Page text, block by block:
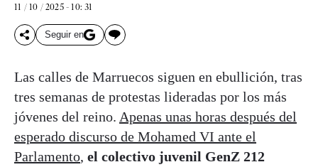
11 / 10 / 2025 - 10: 31
Seguir en
Las calles de Marruecos siguen en ebullición, tras
tres semanas de protestas lideradas por los más
jóvenes del reino. Apenas unas horas después del
esperado discurso de Mohamed VI ante el
Parlamento, el colectivo juvenil GenZ 212